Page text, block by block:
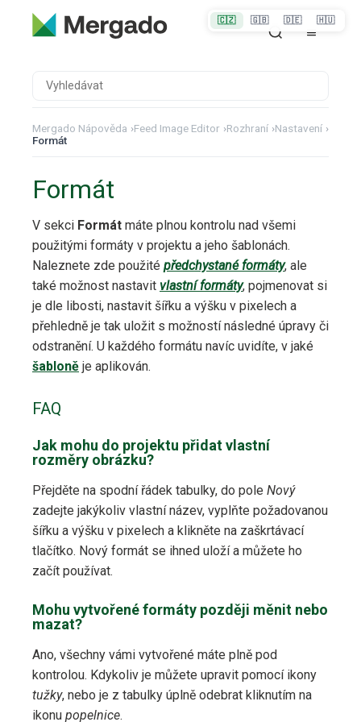
Mergado Nápověda ›Feed Image Editor ›Rozhraní ›Nastavení ›
Formát
Formát
V sekci Formát máte plnou kontrolu nad všemi
použitými formáty v projektu a jeho šablonách.
Naleznete zde použité předchystané formáty, ale
také možnost nastavit vlastní formáty, pojmenovat si
je dle libosti, nastavit šířku a výšku v pixelech a
přehledně je tak uložit s možností následné úpravy či
odstranění. U každého formátu navíc uvidíte, v jaké
šabloně je aplikován.
FAQ
Jak mohu do projektu přidat vlastní
rozměry obrázku?
Přejděte na spodní řádek tabulky, do pole Nový
zadejte jakýkoliv vlastní název, vyplňte požadovanou
šířku a výšku v pixelech a klikněte na zaškrtávací
tlačítko. Nový formát se ihned uloží a můžete ho
začít používat.
Mohu vytvořené formáty později měnit nebo
mazat?
Ano, všechny vámi vytvořené máte plně pod
kontrolou. Kdykoliv je můžete upravit pomocí ikony
tužky, nebo je z tabulky úplně odebrat kliknutím na
ikonu popelnice.
🇨🇿 🇬🇧 🇩🇪 🇭🇺